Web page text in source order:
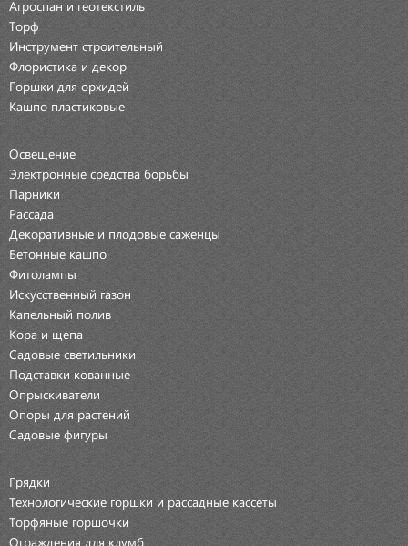
Агроспан и геотекстиль
Торф
Инструмент строительный
Флористика и декор
Горшки для орхидей
Кашпо пластиковые
Освещение
Электронные средства борьбы
Парники
Рассада
Декоративные и плодовые саженцы
Бетонные кашпо
Фитолампы
Искусственный газон
Капельный полив
Кора и щепа
Садовые светильники
Подставки кованные
Опрыскиватели
Опоры для растений
Садовые фигуры
Грядки
Технологические горшки и рассадные кассеты
Торфяные горшочки
Ограждения для клумб